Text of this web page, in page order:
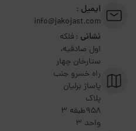
ایمیل :
info@jakojast.com
نشانی :فلکه
اول صادقیه،
ستارخان چهار
راه خسرو جنب
پاساژ برلیان
پلاک
۹۵۸طبقه 3
واحد 3